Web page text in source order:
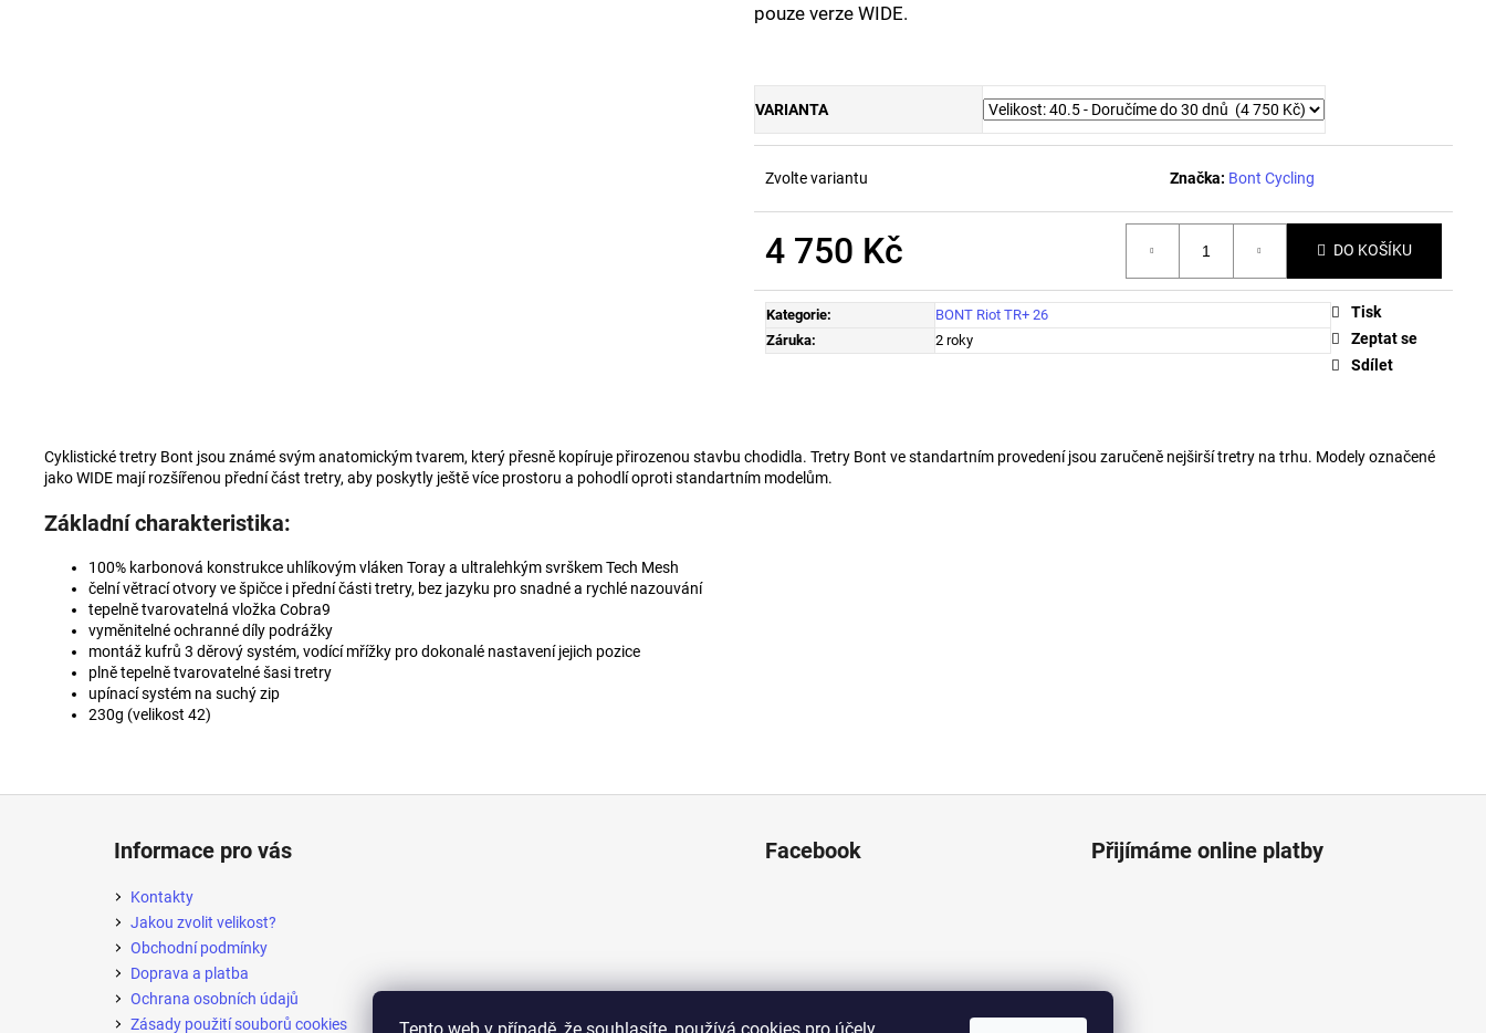
pouze verze WIDE.
VARIANTA
Zvolte variantu Značka: Bont Cycling
4 750 Kč
cena:
DO KOŠÍKU
Kategorie:
BONT Riot TR+ 26
Záruka: 2 roky
Tisk
Zeptat se
Sdílet
Cyklistické tretry Bont jsou známé svým anatomickým tvarem, který přesně kopíruje přirozenou stavbu chodidla. Tretry Bont ve standartním provedení jsou zaručeně nejširší tretry na trhu. Modely označené
jako WIDE mají rozšířenou přední část tretry, aby poskytly ještě více prostoru a pohodlí oproti standartním modelům.
Základní charakteristika:
100% karbonová konstrukce uhlíkovým vláken Toray a ultralehkým svrškem Tech Mesh
čelní větrací otvory ve špičce i přední části tretry, bez jazyku pro snadné a rychlé nazouvání
tepelně tvarovatelná vložka Cobra9
vyměnitelné ochranné díly podrážky
montáž kufrů 3 děrový systém, vodící mřížky pro dokonalé nastavení jejich pozice
plně tepelně tvarovatelné šasi tretry
upínací systém na suchý zip
230g (velikost 42)
Informace pro vás
Kontakty
Jakou zvolit velikost?
Obchodní podmínky
Doprava a platba
Ochrana osobních údajů
Zásady použití souborů cookies
Facebook Přijímáme online platby